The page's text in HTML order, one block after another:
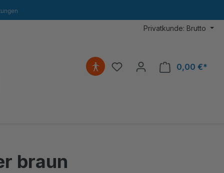
Privatkunde: Brutto
0,00 €*
braun